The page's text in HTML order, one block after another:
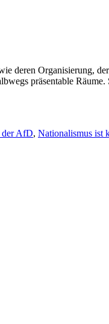
deren Organisierung,
präsentable Räume.
AfD, Nationalismus ist